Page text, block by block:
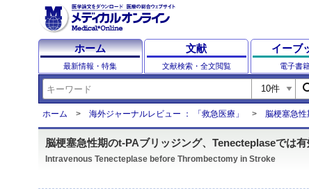
ホーム
最新情報・特集
文献
文献検索・全文閲覧
イーブ
電子書
ホーム 海外ジャーナルレビュー ： 「救急医療」 脳梗塞急
脳梗塞急性期のt-PAブリッジング、Tenecteplaseでは
Intravenous Tenecteplase before Thrombectomy in Stroke